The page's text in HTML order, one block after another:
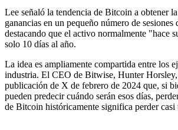
Lee señaló la tendencia de Bitcoin a obtener
ganancias en un pequeño número de sesiones
destacando que el activo normalmente "hace
solo 10 días al año.
La idea es ampliamente compartida entre los
industria. El CEO de Bitwise, Hunter Horsley,
publicación de X de febrero de 2024 que, si
pueden predecir cuándo serán esos días,
de Bitcoin históricamente significa perder casi